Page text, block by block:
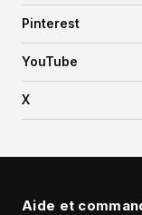
Pinterest
YouTube
X
Aide et